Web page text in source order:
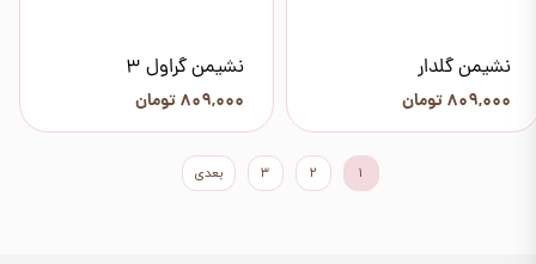
نشیمن گلدار
۸۰۹,۰۰۰ تومان
نشیمن گراول 3
۸۰۹,۰۰۰ تومان
۱ ۲ ۳ بعدی